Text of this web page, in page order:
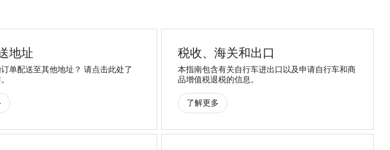
地址
单配送至其他地址？ 请点击此处了
税收、海关和出口
本指南包含有关自行车进出口以及申请自行车和商
品增值税退税的信息。
了解更多